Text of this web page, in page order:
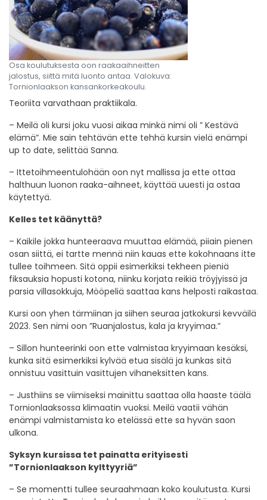
Osa koulutuksesta oon raakaaihneitten
jalostus, siittä mitä luonto antaa. Valokuva:
Tornionlaakson kansankorkeakoulu.
Teoriita varvathaan praktiikala.
– Meilä oli kursi joku vuosi aikaa minkä nimi oli ” Kestävä
elämä”. Mie sain tehtävän ette tehhä kursin vielä enämpi
up to date, selittää Sanna.
– Ittetoihmeentulohään oon nyt mallissa ja ette ottaa
halthuun luonon raaka-aihneet, käyttää uuesti ja ostaa
käytettyä.
Kelles tet käänyttä?
– Kaikile jokka hunteeraava muuttaa elämää, piiain pienen
osan siittä, ei tartte mennä niin kauas ette kokohnaans itte
tullee toihmeen. Sitä oppii esimerkiksi tekheen pieniä
fiksauksia hopusti kotona, niinku korjata reikiä tröyjyissä ja
parsia villasokkuja, Mööpeliä saattaa kans helposti raikastaa.
Kursi oon yhen tärmiinan ja siihen seuraa jatkokursi kevväilä
2023. Sen nimi oon ”Ruanjalostus, kala ja kryyimaa.”
– Sillon hunteerinki oon ette valmistaa kryyimaan kesäksi,
kunka sitä esimerkiksi kylvää etua sisälä ja kunkas sitä
onnistuu vasittuin vasittujen vihaneksitten kans.
– Justhiins se viimiseksi mainittu saattaa olla haaste täälä
Tornionlaaksossa klimaatin vuoksi. Meilä vaatii vähän
enämpi valmistamista ko etelässä ette sa hyvän saon
ulkona.
Syksyn kursissa tet painatta erityisesti
”Tornionlaakson kylttyyriä”
– Se momentti tullee seuraahmaan koko koulutusta. Kursi